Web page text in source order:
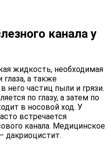
канала у
жидкость, необходимая
а также
него частиц пыли и грязи.
по глазу, а затем по
в носовой ход. У
встречается
канала. Медицинское
дакриоцистит.